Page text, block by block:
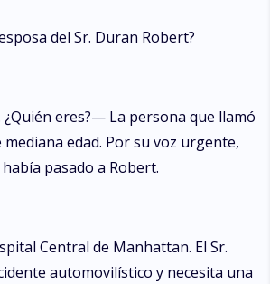
del Sr. Duran Robert?
eres?— La persona que llamó
edad. Por su voz urgente,
pasado a Robert.
Central de Manhattan. El Sr.
automovilístico y necesita una